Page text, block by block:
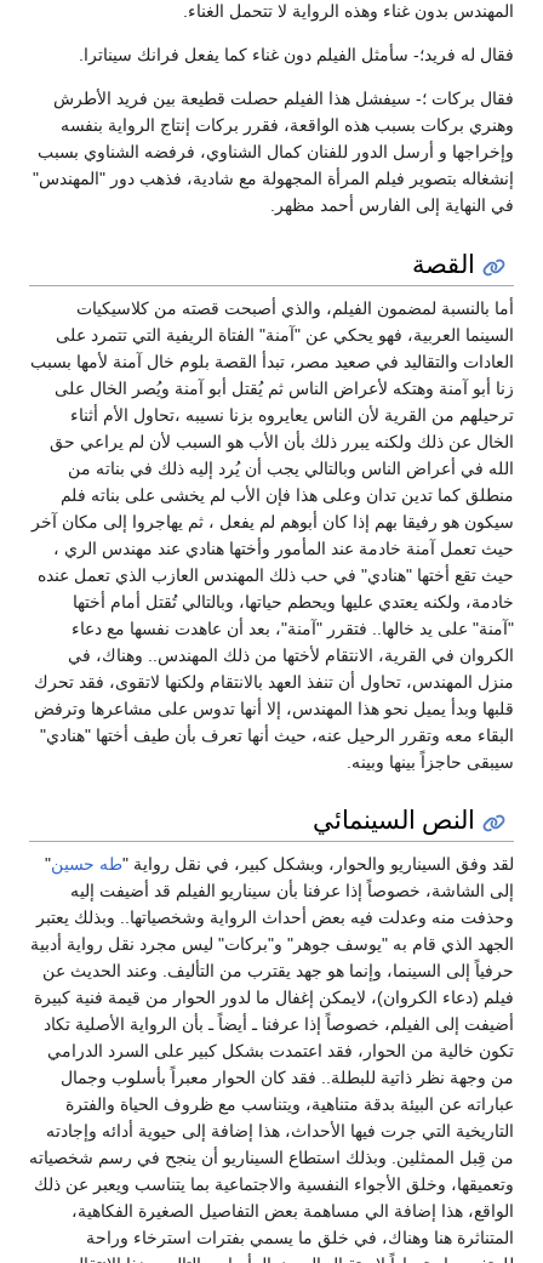
المهندس بدون غناء وهذه الرواية لا تتحمل الغناء.
فقال له فريد؛- سأمثل الفيلم دون غناء كما يفعل فرانك سيناترا.
فقال بركات ؛- سيفشل هذا الفيلم حصلت قطيعة بين فريد الأطرش
وهنري بركات بسبب هذه الواقعة، فقرر بركات إنتاج الرواية بنفسه
وإخراجها و أرسل الدور للفنان كمال الشناوي، فرفضه الشناوي بسبب
إنشغاله بتصوير فيلم المرأة المجهولة مع شادية، فذهب دور "المهندس"
في النهاية إلى الفارس أحمد مظهر.
القصة
أما بالنسبة لمضمون الفيلم، والذي أصبحت قصته من كلاسيكيات
السينما العربية، فهو يحكي عن "آمنة" الفتاة الريفية التي تتمرد على
العادات والتقاليد في صعيد مصر، تبدأ القصة بلوم خال آمنة لأمها بسبب
زنا أبو آمنة وهتكه لأعراض الناس ثم يُقتل أبو آمنة ويُصر الخال على
ترحيلهم من القرية لأن الناس يعايروه بزنا نسيبه ،تحاول الأم أثناء
الخال عن ذلك ولكنه يبرر ذلك بأن الأب هو السبب لأن لم يراعي حق
الله في أعراض الناس وبالتالي يجب أن يُرد إليه ذلك في بناته من
منطلق كما تدين تدان وعلى هذا فإن الأب لم يخشى على بناته فلم
سيكون هو رفيقا بهم إذا كان أبوهم لم يفعل ، ثم يهاجروا إلى مكان آخر
حيث تعمل آمنة خادمة عند المأمور وأختها هنادي عند مهندس الري ،
حيث تقع أختها "هنادي" في حب ذلك المهندس العازب الذي تعمل عنده
خادمة، ولكنه يعتدي عليها ويحطم حياتها، وبالتالي تُقتل أمام أختها
"آمنة" على يد خالها.. فتقرر "آمنة"، بعد أن عاهدت نفسها مع دعاء
الكروان في القرية، الانتقام لأختها من ذلك المهندس.. وهناك، في
منزل المهندس، تحاول أن تنفذ العهد بالانتقام ولكنها لاتقوى، فقد تحرك
قلبها وبدأ يميل نحو هذا المهندس، إلا أنها تدوس على مشاعرها وترفض
البقاء معه وتقرر الرحيل عنه، حيث أنها تعرف بأن طيف أختها "هنادي"
سيبقى حاجزاً بينها وبينه.
النص السينمائي
لقد وفق السيناريو والحوار، وبشكل كبير، في نقل رواية "طه حسين"
إلى الشاشة، خصوصاً إذا عرفنا بأن سيناريو الفيلم قد أضيفت إليه
وحذفت منه وعدلت فيه بعض أحداث الرواية وشخصياتها.. وبذلك يعتبر
الجهد الذي قام به "يوسف جوهر" و"بركات" ليس مجرد نقل رواية أدبية
حرفياً إلى السينما، وإنما هو جهد يقترب من التأليف. وعند الحديث عن
فيلم (دعاء الكروان)، لايمكن إغفال ما لدور الحوار من قيمة فنية كبيرة
أضيفت إلى الفيلم، خصوصاً إذا عرفنا ـ أيضاً ـ بأن الرواية الأصلية تكاد
تكون خالية من الحوار، فقد اعتمدت بشكل كبير على السرد الدرامي
من وجهة نظر ذاتية للبطلة.. فقد كان الحوار معبراً بأسلوب وجمال
عباراته عن البيئة بدقة متناهية، ويتناسب مع ظروف الحياة والفترة
التاريخية التي جرت فيها الأحداث، هذا إضافة إلى حيوية أدائه وإجادته
من قِبل الممثلين. وبذلك استطاع السيناريو أن ينجح في رسم شخصياته
وتعميقها، وخلق الأجواء النفسية والاجتماعية بما يتناسب ويعبر عن ذلك
الواقع، هذا إضافة الي مساهمة بعض التفاصيل الصغيرة الفكاهية،
المتناثرة هنا وهناك، في خلق ما يسمي بفترات استرخاء وراحة